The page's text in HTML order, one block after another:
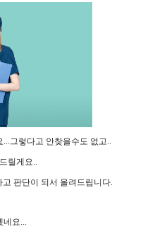
그렇다고 안찾을수도 없고..
릴게요..
판단이 되서 올려드립니다.
네요...